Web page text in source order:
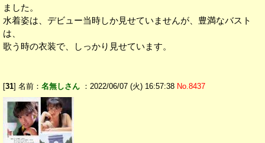
ました。
水着姿は、デビュー当時しか見せていませんが、豊満なバスト
は、
歌う時の衣装で、しっかり見せています。
[31] 名前： 名無しさん ：2022/06/07 (火) 16:57:38 No.8437